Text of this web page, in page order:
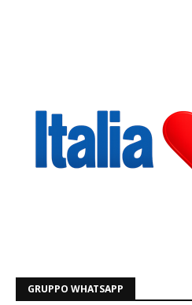
GRUPPO WHATSAPP